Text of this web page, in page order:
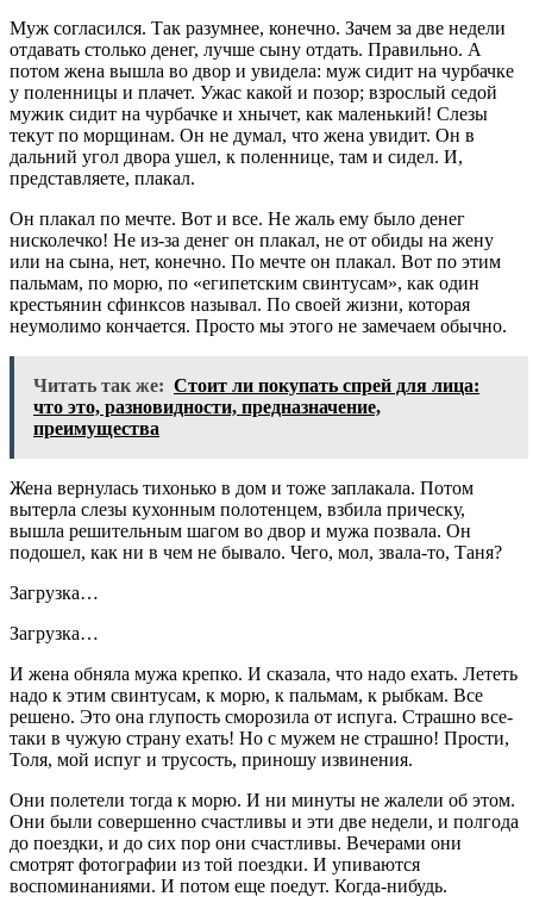
Муж согласился. Так разумнее, конечно. Зачем за две недели
отдавать столько денег, лучше сыну отдать. Правильно. А
потом жена вышла во двор и увидела: муж сидит на чурбачке
у поленницы и плачет. Ужас какой и позор; взрослый седой
мужик сидит на чурбачке и хнычет, как маленький! Слезы
текут по морщинам. Он не думал, что жена увидит. Он в
дальний угол двора ушел, к поленнице, там и сидел. И,
представляете, плакал.
Он плакал по мечте. Вот и все. Не жаль ему было денег
нисколечко! Не из-за денег он плакал, не от обиды на жену
или на сына, нет, конечно. По мечте он плакал. Вот по этим
пальмам, по морю, по «египетским свинтусам», как один
крестьянин сфинксов называл. По своей жизни, которая
неумолимо кончается. Просто мы этого не замечаем обычно.
Читать так же: Стоит ли покупать спрей для лица:
что это, разновидности, предназначение,
преимущества
Жена вернулась тихонько в дом и тоже заплакала. Потом
вытерла слезы кухонным полотенцем, взбила прическу,
вышла решительным шагом во двор и мужа позвала. Он
подошел, как ни в чем не бывало. Чего, мол, звала-то, Таня?
Загрузка…
Загрузка…
И жена обняла мужа крепко. И сказала, что надо ехать. Лететь
надо к этим свинтусам, к морю, к пальмам, к рыбкам. Все
решено. Это она глупость сморозила от испуга. Страшно все-
таки в чужую страну ехать! Но с мужем не страшно! Прости,
Толя, мой испуг и трусость, приношу извинения.
Они полетели тогда к морю. И ни минуты не жалели об этом.
Они были совершенно счастливы и эти две недели, и полгода
до поездки, и до сих пор они счастливы. Вечерами они
смотрят фотографии из той поездки. И упиваются
воспоминаниями. И потом еще поедут. Когда-нибудь.